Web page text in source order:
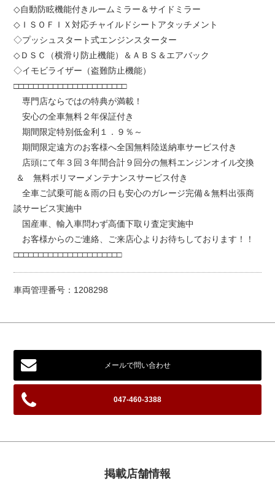
◇自動防眩機能付きルームミラー＆サイドミラー
◇ＩＳＯＦＩＸ対応チャイルドシートアタッチメント
◇プッシュスタート式エンジンスターター
◇ＤＳＣ（横滑り防止機能）＆ＡＢＳ＆エアバック
◇イモビライザー（盗難防止機能）
□□□□□□□□□□□□□□□□□□□□□□□
専門店ならではの特典が満載！
安心の全車無料２年保証付き
期間限定特別低金利１．９％～
期間限定遠方のお客様へ全国無料陸送納車サービス付き
店頭にて年３回３年間合計９回分の無料エンジンオイル交換
＆ 無料ポリマーメンテナンスサービス付き
全車ご試乗可能＆雨の日も安心のガレージ完備＆無料出張商
談サービス実施中
国産車、輸入車問わず高価下取り査定実施中
お客様からのご連絡、ご来店心よりお待ちしております！！
□□□□□□□□□□□□□□□□□□□□□□
車両管理番号：1208298
メールで問い合わせ
047-460-3388
掲載店舗情報